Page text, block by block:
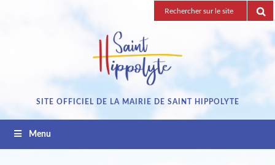
Recherche
pour
SITE OFFICIEL DE LA MAIRIE DE SAINT HIPPOLYTE
Menu